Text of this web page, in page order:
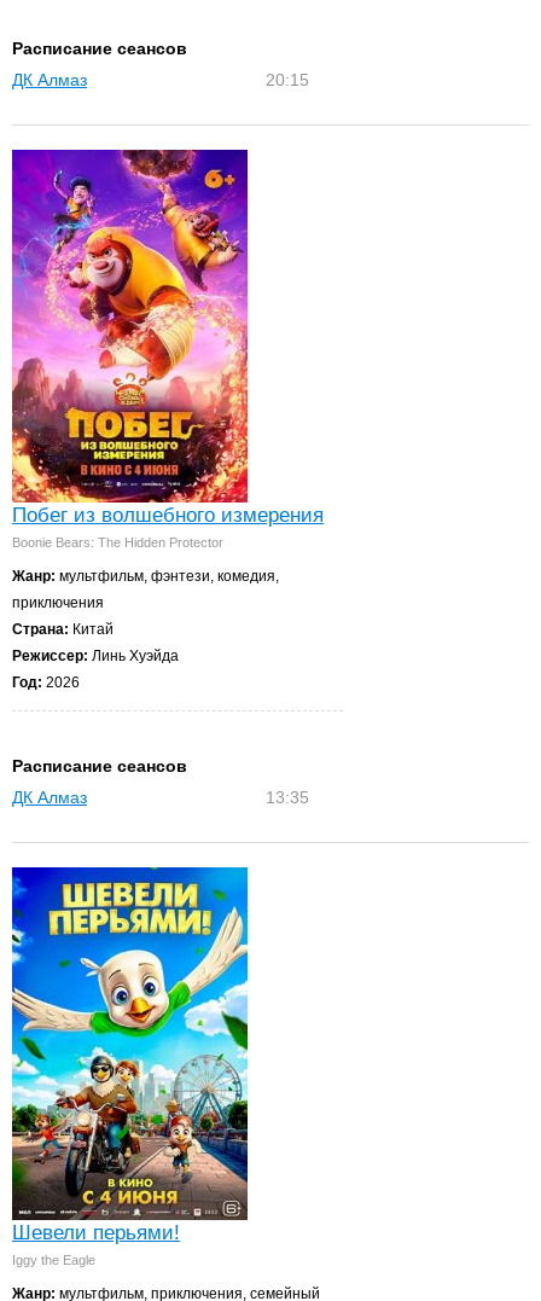
Расписание сеансов
ДК Алмаз
20:15
Побег из волшебного измерения
Boonie Bears: The Hidden Protector
Жанр: мультфильм, фэнтези, комедия,
приключения
Страна: Китай
Режиссер: Линь Хуэйда
Год: 2026
Расписание сеансов
ДК Алмаз
13:35
Шевели перьями!
Iggy the Eagle
Жанр: мультфильм, приключения, семейный